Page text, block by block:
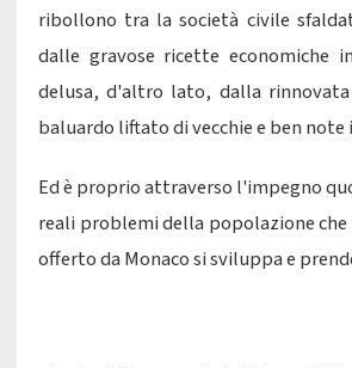
ribollono tra la società civile
dalle gravose ricette economiche
delusa, d'altro lato, dalla
baluardo liftato di vecchie e ben note
Ed è proprio attraverso l'impegno
reali problemi della popolazione
offerto da Monaco si sviluppa e